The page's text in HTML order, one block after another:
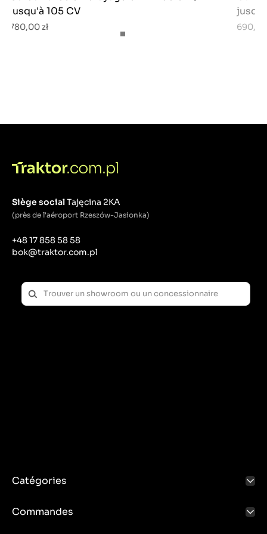
jusqu'à 105 CV
780,00 zł 690,00
Siège socialTajęcina 2KA
(près de l'aéroport Rzeszów-Jasionka)
+48 17 858 58 58
bok@traktor.com.pl
Catégories
Commandes